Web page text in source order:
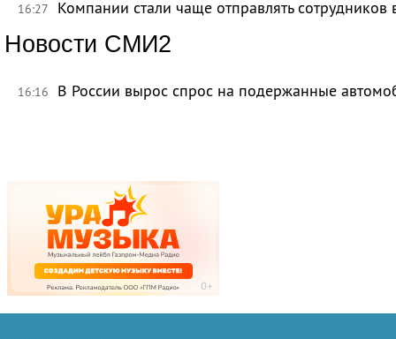
16:27 Компании стали чаще отправлять сотрудников
Новости СМИ2
16:16 В России вырос спрос на подержанные